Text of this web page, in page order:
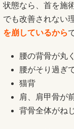
状態なら、首を施
でも改善されない
を崩しているから
腰の背骨が丸
腰がそり過ぎ
猫背
肩、肩甲骨が
背骨全体がね